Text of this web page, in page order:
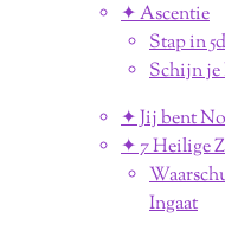
✦ Ascentie
Stap in 5d
Schijn
✦ Jij bent
✦ 7 Heilige
Ingaat